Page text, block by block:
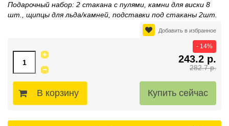
Подарочный набор: 2 стакана с пулями, камни для виски 8
шт., щипцы для льда/камней, подставки под стаканы 2шт.
Добавить в избранное
282.7 р.
243.2 р.
- 14%
В корзину